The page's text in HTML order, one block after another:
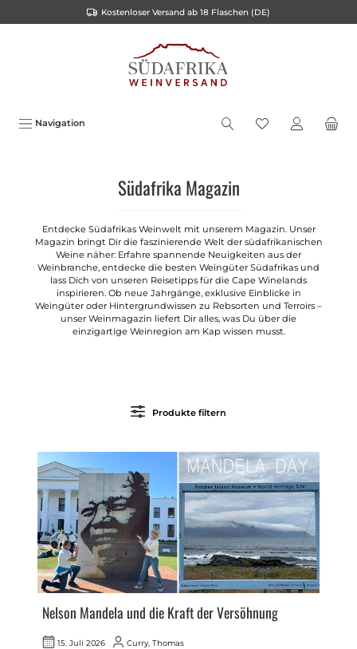
Kostenloser Versand ab 18 Flaschen (DE)
Navigation
Südafrika Magazin
Entdecke Südafrikas Weinwelt mit unserem Magazin. Unser
Magazin bringt Dir die faszinierende Welt der südafrikanischen
Weine näher: Erfahre spannende Neuigkeiten aus der
Weinbranche, entdecke die besten Weingüter Südafrikas und
lass Dich von unseren Reisetipps für die Cape Winelands
inspirieren. Ob neue Jahrgänge, exklusive Einblicke in
Weingüter oder Hintergrundwissen zu Rebsorten und Terroirs –
unser Weinmagazin liefert Dir alles, was Du über die
einzigartige Weinregion am Kap wissen musst.
Produkte filtern
Nelson Mandela und die Kraft der Versöhnung
15. Juli 2026
Curry, Thomas